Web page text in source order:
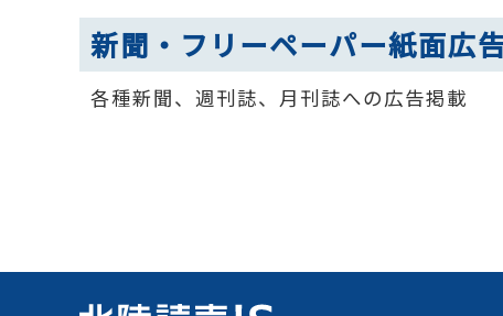
新聞・フリーペーパー紙面広
各種新聞、週刊誌、月刊誌への広告掲載